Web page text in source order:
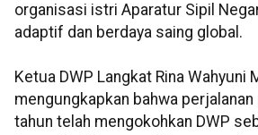
organisasi istri Aparatur Sipil
adaptif dan berdaya saing global.
Ketua DWP Langkat Rina Wahyuni
mengungkapkan bahwa
tahun telah mengokohkan DWP